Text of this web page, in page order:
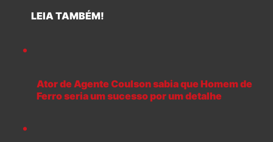
LEIA TAMBÉM!
Ator de Agente Coulson sabia que Homem de
Ferro seria um sucesso por um detalhe